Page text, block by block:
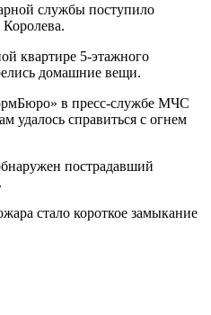
службы поступило
квартире 5-этажного
домашние вещи.
в пресс-службе МЧС
удалось справиться с огнем
пострадавший
стало короткое замыкание